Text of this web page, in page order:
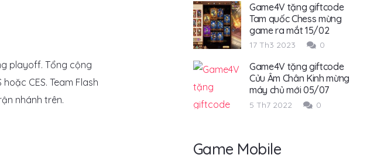
playoff. Tổng cộng
CES. Team Flash
nhánh trên.
Game4V tặng giftcode
Tam quốc Chess mừng
game ra mắt 15/02
17 Th3 2023 0
Game4V tặng giftcode
Cửu Âm Chân Kinh mừng
máy chủ mới 05/07
5 Th7 2022 0
Game Mobile